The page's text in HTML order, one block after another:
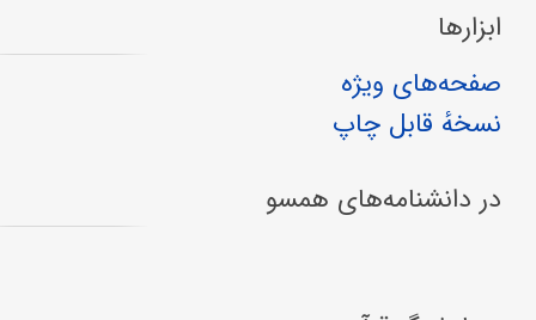
ابزارها
صفحه‌های ویژه
نسخهٔ قابل چاپ
در دانشنامه‌های همسو